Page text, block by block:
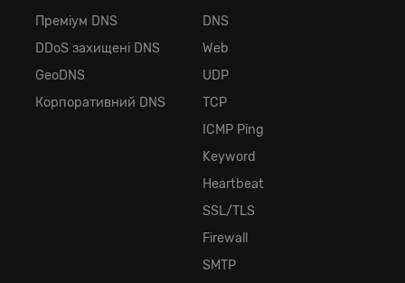
Преміум DNS
DDoS захищені DNS
GeoDNS
Корпоративний DNS
DNS
Web
UDP
TCP
ICMP Ping
Keyword
Heartbeat
SSL/TLS
Firewall
SMTP